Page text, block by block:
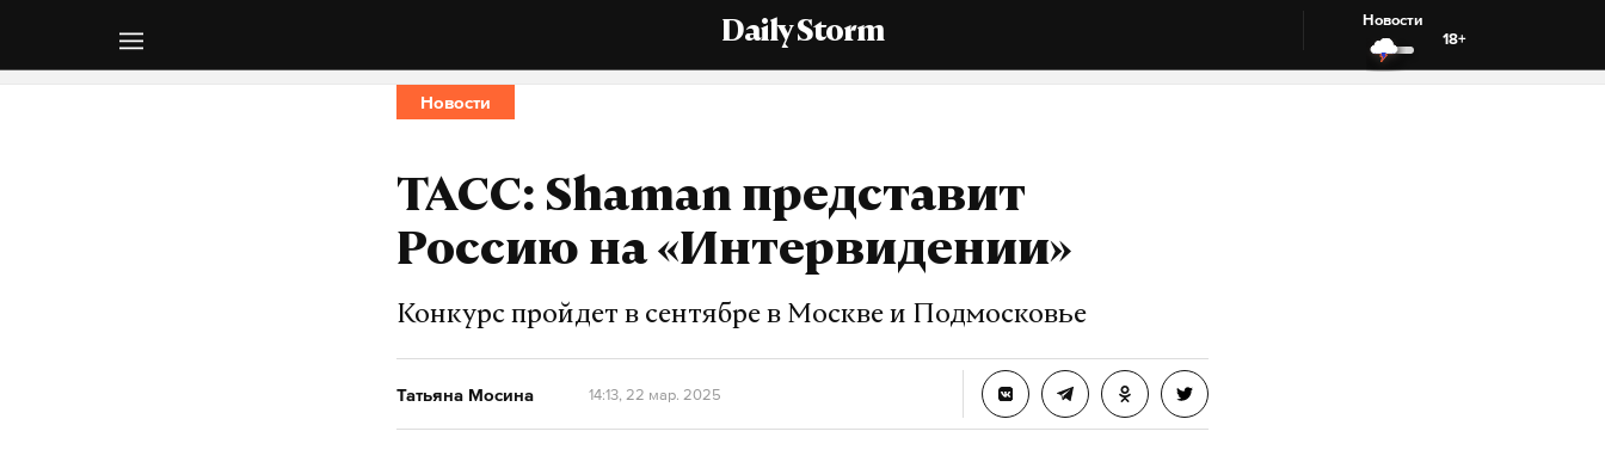
Daily Storm
Новости
18+
Новости
ТАСС: Shaman представит
Россию на «Интервидении»
Конкурс пройдет в сентябре в Москве и Подмосковье
Татьяна Мосина 14:13, 22 мар. 2025